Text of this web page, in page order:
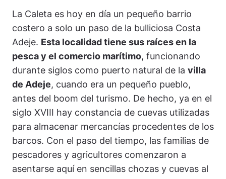
La Caleta es hoy en día un pequeño barrio
costero a solo un paso de la bulliciosa Costa
Adeje. Esta localidad tiene sus raíces en la
pesca y el comercio marítimo, funcionando
durante siglos como puerto natural de la villa
de Adeje, cuando era un pequeño pueblo,
antes del boom del turismo. De hecho, ya en el
siglo XVIII hay constancia de cuevas utilizadas
para almacenar mercancías procedentes de los
barcos. Con el paso del tiempo, las familias de
pescadores y agricultores comenzaron a
asentarse aquí en sencillas chozas y cuevas al